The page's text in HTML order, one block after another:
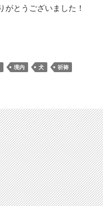
がとうございました！
境内 犬
祈祷